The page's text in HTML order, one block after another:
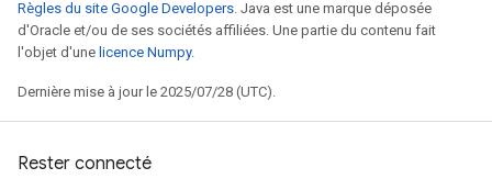
Règles du site Google Developers. Java est une marque déposée
d'Oracle et/ou de ses sociétés affiliées. Une partie du contenu fait
l'objet d'une licence Numpy.
Dernière mise à jour le 2025/07/28 (UTC).
Rester connecté